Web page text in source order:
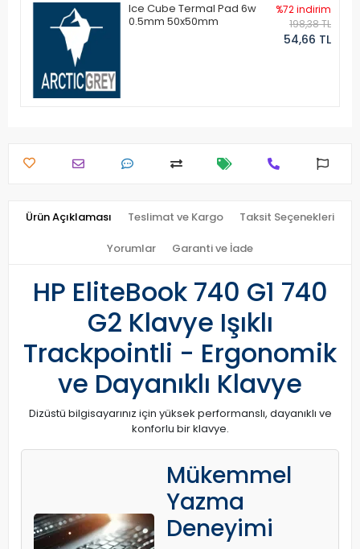
Ice Cube Termal Pad 6w
0.5mm 50x50mm
%72 indirim
198,38 TL
54,66 TL
Ürün Açıklaması Teslimat ve Kargo Taksit Seçenekleri
Yorumlar Garanti ve İade
HP EliteBook 740 G1 740
G2 Klavye Işıklı
Trackpointli - Ergonomik
ve Dayanıklı Klavye
Dizüstü bilgisayarınız için yüksek performanslı, dayanıklı ve
konforlu bir klavye.
Mükemmel
Yazma
Deneyimi